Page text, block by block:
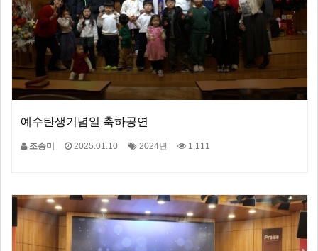
예수탄생기념일 축하공연
조승미 2025.01.10 2024년 1,111